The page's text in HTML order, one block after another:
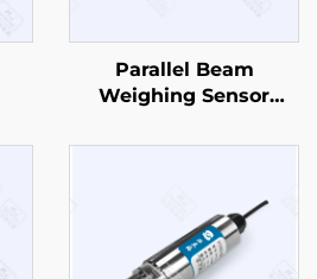
Parallel Beam
Weighing Sensor